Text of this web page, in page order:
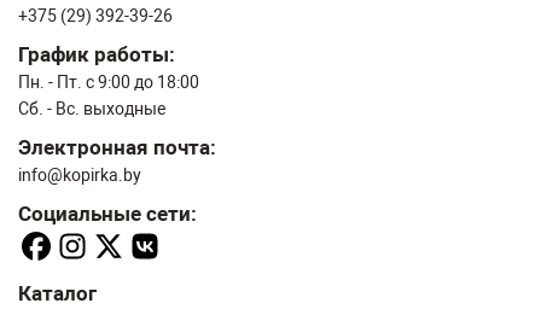
+375 (29) 392-39-26
График работы:
Пн. - Пт. с 9:00 до 18:00
Сб. - Вс. выходные
Электронная почта:
info@kopirka.by
Социальные сети:
Каталог